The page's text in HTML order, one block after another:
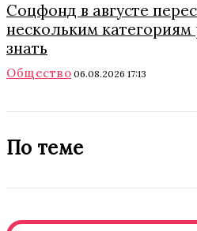
Соцфонд в августе
нескольким категориям
знать
Общество 06.08.2026 17:13
По теме